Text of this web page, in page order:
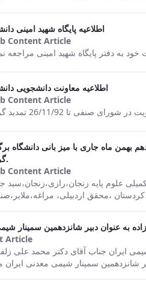
اطلاعیه پایگاه شهید امینی
Content Article
This result
به دفتر پایگاه شهید امینی مراجعه
اطلاعیه معاونت دانشجویی
Content Article
This result
صنفی تا 26/11/92 تمدید گردید
ماه جاری با میز بانی دانشگاه
گردید.
Content Article
This result
علوم پایه زنجان،رازی،زنجان،سید
به عنوان دبیر شانزدهمین سمینار
Article
This result comes from
ایران جناب آقای دکتر محمد علی
شانزدهمین سمینار شیمی معدنی ایران